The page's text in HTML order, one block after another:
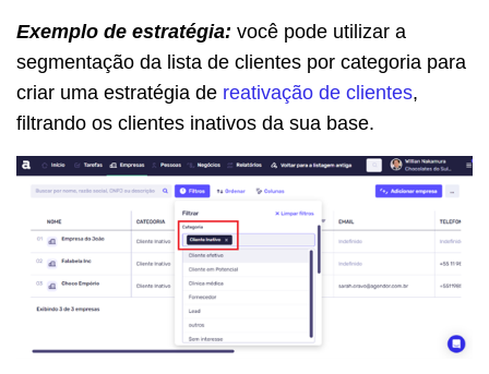
Exemplo de estratégia: você pode utilizar a
segmentação da lista de clientes por categoria para
criar uma estratégia de reativação de clientes,
filtrando os clientes inativos da sua base.